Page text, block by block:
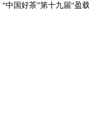
国好茶”第十九届“盈